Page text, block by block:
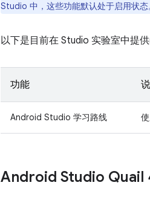
Studio 中，这些功能默认处于启用状态
以下是目前在 Studio 实验室中提供
功能
Android Studio 学习路线
Android Studio Quail